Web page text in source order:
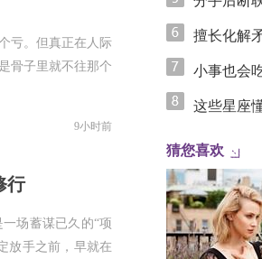
亏。但真正在人际
骨子里就不往那个
9小时前
行
场蓄谋已久的“项
放手之前，早就在
擅长化解
猜您喜欢